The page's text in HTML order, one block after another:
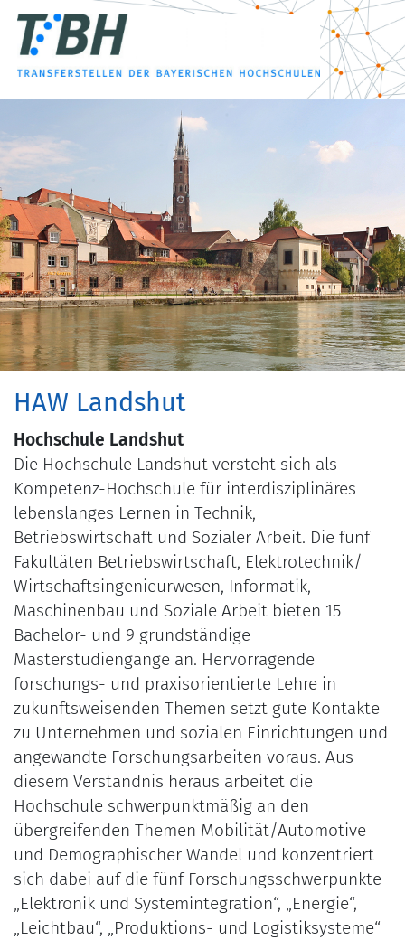
HAW Landshut
Hochschule Landshut
Die Hochschule Landshut versteht sich als
Kompetenz-Hochschule für interdisziplinäres
lebenslanges Lernen in Technik,
Betriebswirtschaft und Sozialer Arbeit. Die fünf
Fakultäten Betriebswirtschaft, Elektrotechnik/
Wirtschaftsingenieurwesen, Informatik,
Maschinenbau und Soziale Arbeit bieten 15
Bachelor- und 9 grundständige
Masterstudiengänge an. Hervorragende
forschungs- und praxisorientierte Lehre in
zukunftsweisenden Themen setzt gute Kontakte
zu Unternehmen und sozialen Einrichtungen und
angewandte Forschungsarbeiten voraus. Aus
diesem Verständnis heraus arbeitet die
Hochschule schwerpunktmäßig an den
übergreifenden Themen Mobilität/Automotive
und Demographischer Wandel und konzentriert
sich dabei auf die fünf Forschungsschwerpunkte
„Elektronik und Systemintegration“, „Energie“,
„Leichtbau“, „Produktions- und Logistiksysteme“